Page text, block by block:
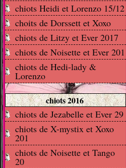
chiots Heidi et Lorenzo 15/12
choits de Dorssett et Xoxo
chiots de Litzy et Ever 2017
chiots de Noisette et Ever 201
chiots de Hedi-lady &
Lorenzo
chiots 2016
chiots de Jezabelle et Ever 29
chiots de X-mystix et Xoxo
201
chiots de Noisette et Tango
20